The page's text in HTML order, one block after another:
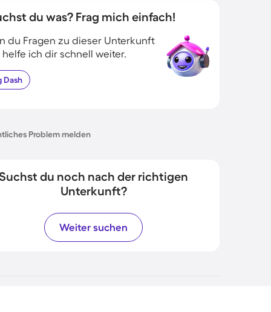
du was? Frag mich einfach!
du Fragen zu dieser Unterkunft
helfe ich dir schnell weiter.
Dash
Problem melden
du noch nach der richtigen
Unterkunft?
Weiter suchen